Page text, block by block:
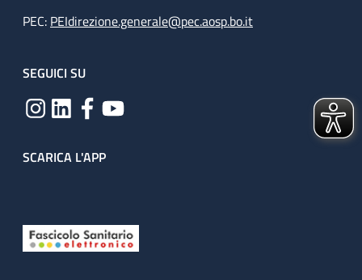
PEC: PEIdirezione.generale@pec.aosp.bo.it
SEGUICI SU
SCARICA L'APP